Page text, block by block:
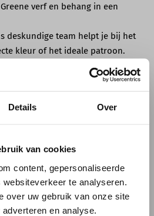
Details Over
van cookies
content, gepersonaliseerde
te analyseren.
over uw gebruik van onze site
en analyse.
verf en behang in een
deskundige team helpt je bij het
kleur of het ideale patroon.
: Laat je inspireren door onze
zijn ingericht met Little Greene
een officieel Little Greene
dat je bij ons kunt rekenen
, uitstekende service